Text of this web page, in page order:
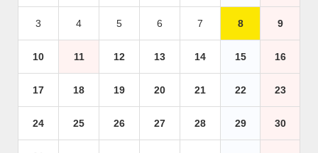
3 4 5 6 7 8 9
10 11 12 13 14 15 16
17 18 19 20 21 22 23
24 25 26 27 28 29 30